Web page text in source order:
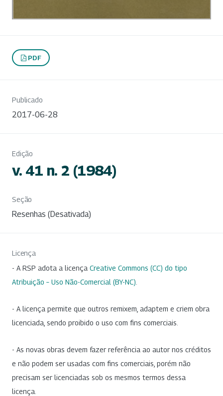
PDF
Publicado
2017-06-28
Edição
v. 41 n. 2 (1984)
Seção
Resenhas (Desativada)
Licença
- A RSP adota a licença Creative Commons (CC) do tipo
Atribuição – Uso Não-Comercial (BY-NC).
- A licença permite que outros remixem, adaptem e criem obra
licenciada, sendo proibido o uso com fins comerciais.
- As novas obras devem fazer referência ao autor nos créditos
e não podem ser usadas com fins comerciais, porém não
precisam ser licenciadas sob os mesmos termos dessa
licença.